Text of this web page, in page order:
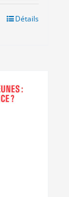
Détails